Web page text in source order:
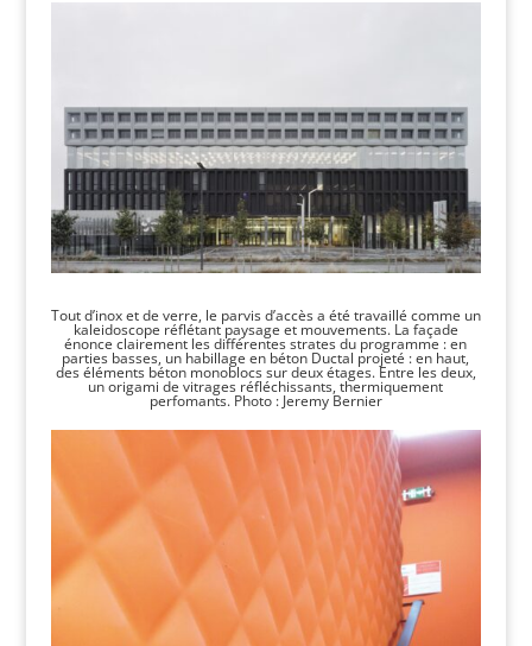
Tout d’inox et de verre, le parvis d’accès a été travaillé comme un
kaleidoscope réflétant paysage et mouvements. La façade
énonce clairement les différentes strates du programme : en
parties basses, un habillage en béton Ductal projeté : en haut,
des éléments béton monoblocs sur deux étages. Entre les deux,
un origami de vitrages réfléchissants, thermiquement
perfomants. Photo : Jeremy Bernier